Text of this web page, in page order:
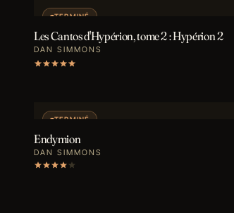
TERMINÉ
Les Cantos d'Hypérion, tome 2 : Hypérion 2
DAN SIMMONS
TERMINÉ
Endymion
DAN SIMMONS